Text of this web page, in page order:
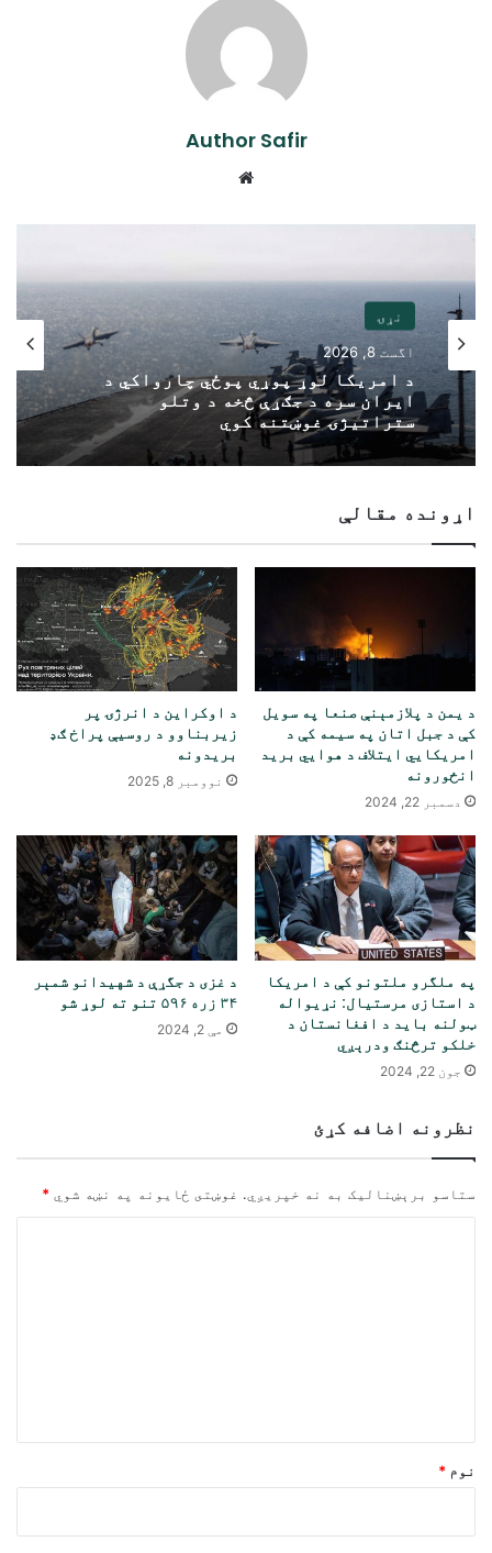
Author Safir
نړۍ
اگست 8, 2026
د امریکا لوړ پوړي پوځي چارواکي د
ایران سره د جګړې څخه د وتلو
ستراتیژۍ غوښتنه کوي
اړونده مقالې
د یمن د پلازمېنې صنعا په سویل
کې د جبل اتان په سیمه کې د
امریکايي ایتلاف د هوايي برید
انځورونه
دسمبر 22, 2024
د اوکراین د انرژۍ پر
زیربناوو د روسیې پراخ ګډ
بریدونه
نوومبر 8, 2025
په ملگرو ملتونو کې د امریکا
د استازی مرستیال: نړیواله
ټولنه باید د افغانستان د
خلکو ترڅنګ ودرېږي
جون 22, 2024
د غزی د جگړې د شهیدانو شمېر
۳۴ زره ۵۹۶ تنو ته لوړ شو
مې 2, 2024
نظرونه اضافه کړئ
ستاسو برېښناليک به نه خپريږي. غوښتى ځایونه په نښه شوي *
نوم *